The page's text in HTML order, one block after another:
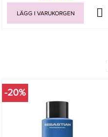
LÄGG I VARUKORGEN
-20%